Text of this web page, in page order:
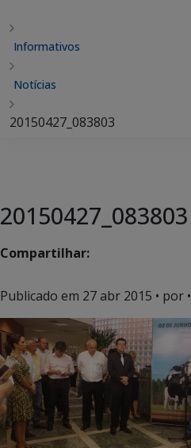
Informativos
Notícias
20150427_083803
20150427_083803
Compartilhar:
Publicado em 27 abr 2015 • por •